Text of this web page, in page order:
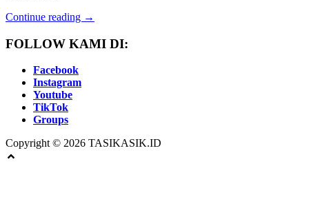
Continue reading →
FOLLOW KAMI DI:
Facebook
Instagram
Youtube
TikTok
Groups
Copyright © 2026 TASIKASIK.ID